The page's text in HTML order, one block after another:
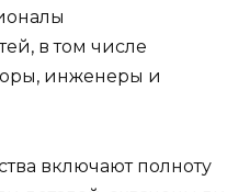
в том числе
инженеры и
включают полноту